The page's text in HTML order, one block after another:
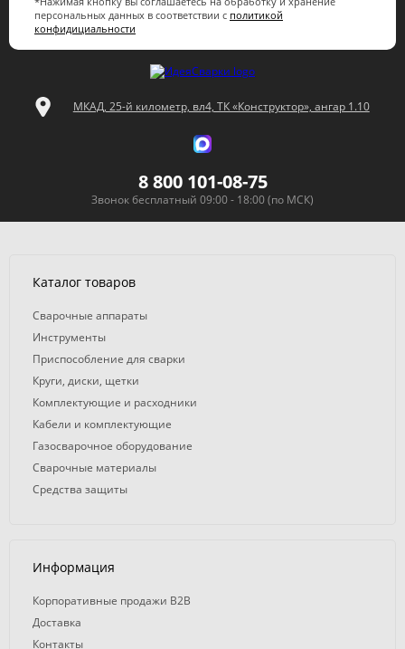
персональных данных в соответствии с политикой
конфидициальности
МКАД, 25-й километр, вл4, ТК «Конструктор», ангар 1.10
8 800 101-08-75
Звонок бесплатный 09:00 - 18:00 (по МСК)
Каталог товаров
Сварочные аппараты
Инструменты
Приспособление для сварки
Круги, диски, щетки
Комплектующие и расходники
Кабели и комплектующие
Газосварочное оборудование
Сварочные материалы
Средства защиты
Информация
Корпоративные продажи B2B
Доставка
Контакты